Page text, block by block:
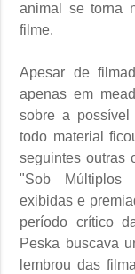
animal se torna
filme.
Apesar de
apenas em
sobre a possível
todo material
seguintes outras
"Sob Múltiplos
exibidas e
período crítico
Peska buscava
lembrou das